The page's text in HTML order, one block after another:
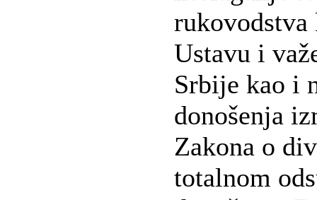
Ustavu i
Srbije kao i
donošenja
Zakona o
totalnom